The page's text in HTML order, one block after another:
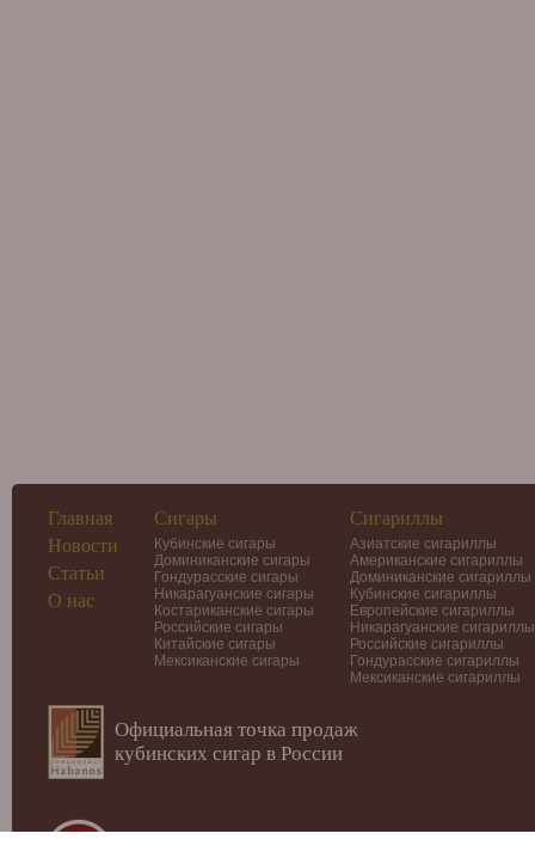
Главная
Новости
Статьи
О нас
Сигары
Кубинские сигары
Доминиканские сигары
Гондурасские сигары
Никарагуанские сигары
Костариканские сигары
Российские сигары
Китайские сигары
Мексиканские сигары
Сигариллы
Азиатские сигариллы
Американские сигариллы
Доминиканские сигариллы
Кубинские сигариллы
Европейские сигариллы
Никарагуанские сигариллы
Российские сигариллы
Гондурасские сигариллы
Мексиканские сигариллы
Официальная точка продаж
кубинских сигар в России